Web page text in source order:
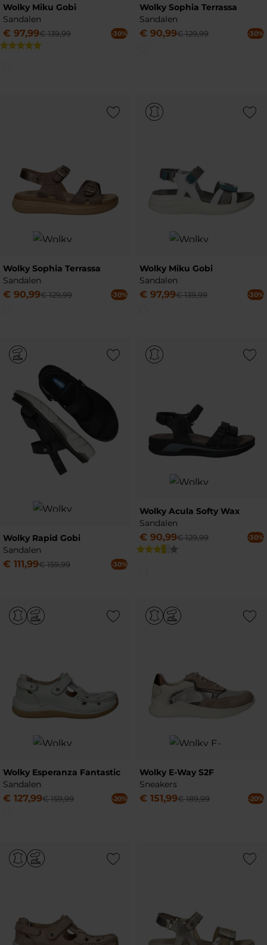
Wolky Miku Gobi
Sandalen
€ 97,99€ 139,99 -30%
Wolky Sophia Terrassa
Sandalen
€ 90,99€ 129,99 -30%
Add to Wishlist
Wolky Sophia Terrassa
Sandalen
€ 90,99€ 129,99 -30%
Add to
Wolky Miku Gobi
Sandalen
€ 97,99€ 139,99 -30%
Add to Wishlist
Wolky Rapid Gobi
Sandalen
€ 111,99€ 159,99 -30%
Add to
Wolky Acula Softy Wax
Sandalen
€ 90,99€ 129,99 -30%
Add to Wishlist
Wolky Esperanza Fantastic
Sandalen
€ 127,99€ 159,99 -20%
Add to
Wolky E-Way S2F
Sneakers
€ 151,99€ 189,99 -20%
Add to Wishlist Add to